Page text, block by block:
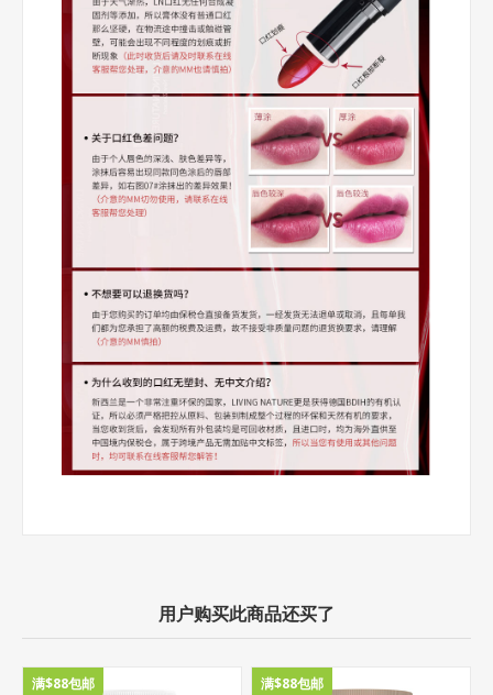
用户购买此商品还买了
满$88包邮 满$88包邮